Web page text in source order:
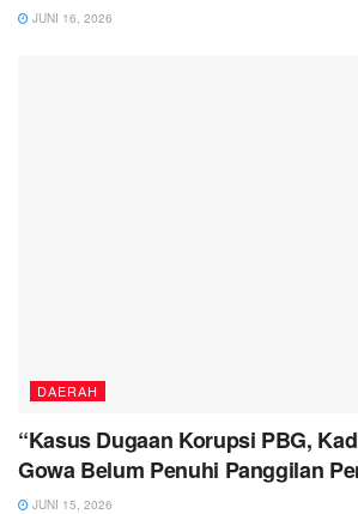
JUNI 16, 2026
DAERAH
“Kasus Dugaan Korupsi PBG,
Gowa Belum Penuhi Panggilan
JUNI 15, 2026